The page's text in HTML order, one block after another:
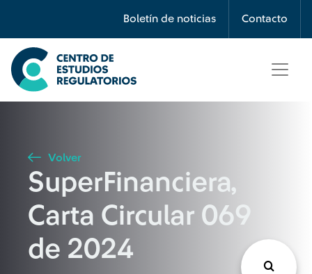
Boletín de noticias Contacto
Búsqueda
Seleccione país
Buscar
Volver
SuperFinanciera,
Carta Circular 069
de 2024